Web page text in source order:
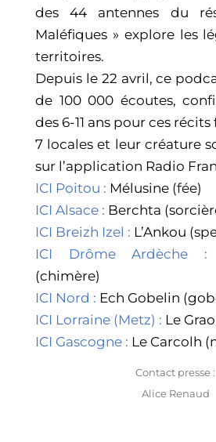
des 44 antennes du
Maléfiques » explore les
territoires.
Depuis le 22 avril, ce
de 100 000 écoutes,
des 6-11 ans pour ces
7 locales et leur créature
sur l’application Radio
ICI Poitou : Mélusine (fée)
ICI Alsace : Berchta
ICI Breizh Izel : L’Ankou
ICI Drôme Ardèche :
(chimère)
ICI Nord : Ech Gobelin
ICI Lorraine (Metz) : Le
ICI Gascogne : Le Carcolh
Contact presse :
Alice Renaud